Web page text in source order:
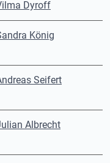
Dyroff
König
Seifert
Albrecht